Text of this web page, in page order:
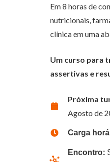
Em 8 horas de
nutricionais,
clínica em uma
Um curso para
assertivas e
Próxima
Agosto de
Carga
Encontro: